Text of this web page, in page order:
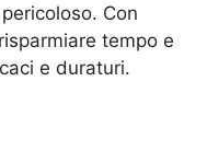
Con
tempo e
e duraturi.